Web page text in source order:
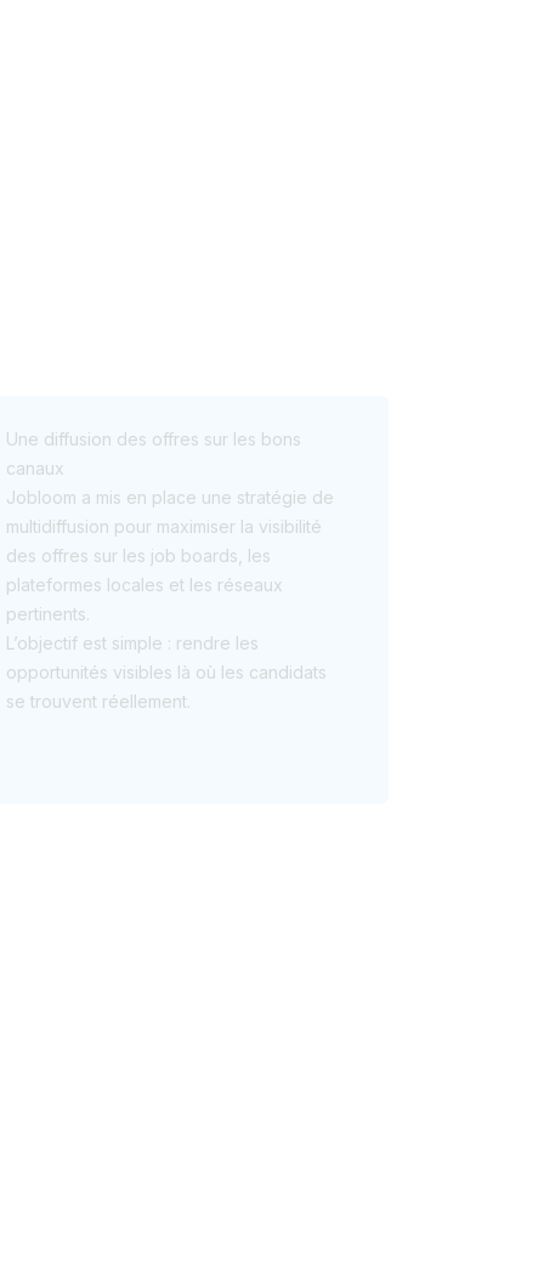
Une diffusion des offres sur les bons
canaux
Jobloom a mis en place une stratégie de
multidiffusion pour maximiser la visibilité
des offres sur les job boards, les
plateformes locales et les réseaux
pertinents.
L’objectif est simple : rendre les
opportunités visibles là où les candidats
se trouvent réellement.